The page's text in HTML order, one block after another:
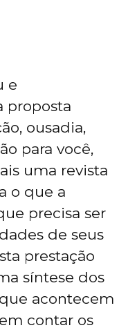
e
proposta
ousadia,
para você,
uma revista
o que a
precisa ser
de seus
prestação
síntese dos
acontecem
contar os